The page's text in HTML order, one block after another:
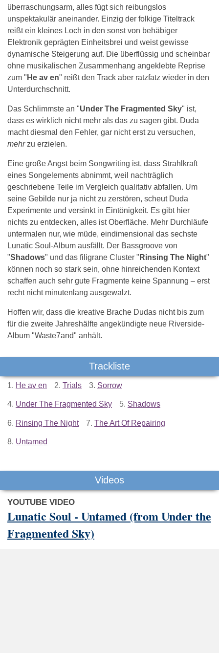
überraschungsarm, alles fügt sich reibungslos
unspektakulär aneinander. Einzig der folkige Titeltrack
reißt ein kleines Loch in den sonst von behäbiger
Elektronik geprägten Einheitsbrei und weist gewisse
dynamische Steigerung auf. Die überflüssig und scheinbar
ohne musikalischen Zusammenhang angeklebte Reprise
zum " He av en" reißt den Track aber ratzfatz wieder in den
Unterdurchschnitt.
Das Schlimmste an "Under The Fragmented Sky" ist,
dass es wirklich nicht mehr als das zu sagen gibt. Duda
macht diesmal den Fehler, gar nicht erst zu versuchen,
mehrzu erzielen.
Eine große Angst beim Songwriting ist, dass Strahlkraft
eines Songelements abnimmt, weil nachträglich
geschriebene Teile im Vergleich qualitativ abfallen. Um
seine Gebilde nur ja nicht zu zerstören, scheut Duda
Experimente und versinkt in Eintönigkeit. Es gibt hier
nichts zu entdecken, alles ist Oberfläche. Mehr Durchläufe
untermalen nur, wie müde, eindimensional das sechste
Lunatic Soul-Album ausfällt. Der Bassgroove von
"Shadows" und das filigrane Cluster " Rinsing The Night"
können noch so stark sein, ohne hinreichenden Kontext
schaffen auch sehr gute Fragmente keine Spannung – erst
recht nicht minutenlang ausgewalzt.
Hoffen wir, dass die kreative Brache Dudas nicht bis zum
für die zweite Jahreshälfte angekündigte neue Riverside-
Album "Waste7and" anhält.
Trackliste
1. He av en 2. Trials 3. Sorrow
4. Under The Fragmented Sky 5. Shadows
6. Rinsing The Night 7. The Art Of Repairing
8. Untamed
Videos
YOUTUBE VIDEO
Lunatic Soul - Untamed (from Under the
Fragmented Sky)